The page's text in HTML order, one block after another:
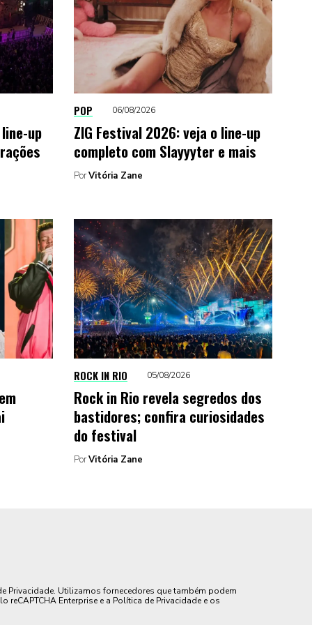
up
POP 06/08/2026
ZIG Festival 2026: veja o line-up
completo com Slayyyter e mais
PorVitória Zane
ROCK IN RIO 05/08/2026
Rock in Rio revela segredos dos
bastidores; confira curiosidades
do festival
PorVitória Zane
Privacidade. Utilizamos fornecedores que também podem
Enterprise e a Política de Privacidade e os